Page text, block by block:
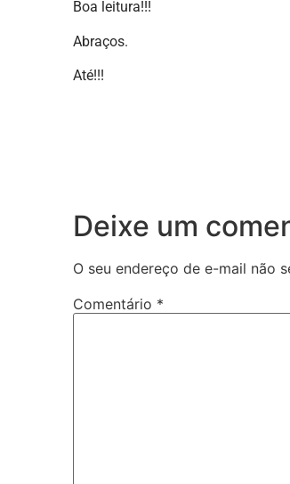
Boa leitura!!!
Abraços.
Até!!!
Deixe um
O seu endereço de e-mail não
Comentário *